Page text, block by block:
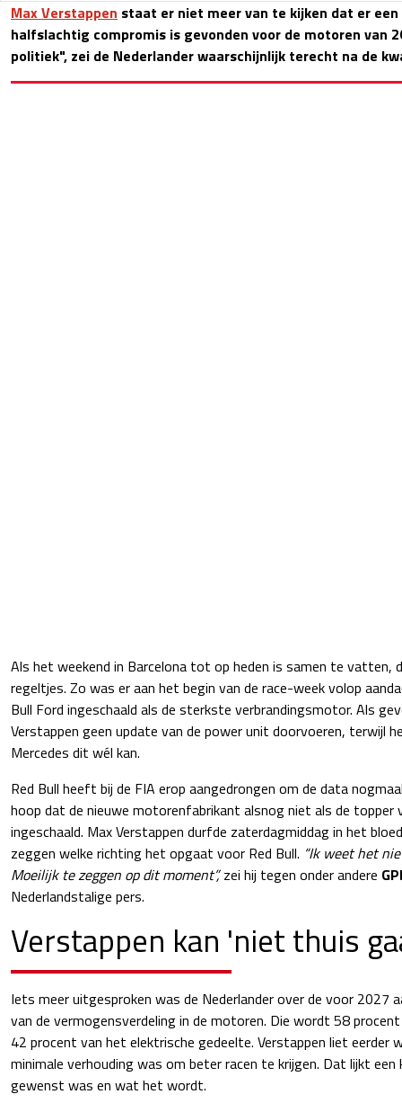
Max Verstappen staat er niet meer van te kijken dat er
halfslachtig compromis is gevonden voor de motoren van
politiek", zei de Nederlander waarschijnlijk terecht na de
Als het weekend in Barcelona tot op heden is samen te vatten,
regeltjes. Zo was er aan het begin van de race-week volop
Bull Ford ingeschaald als de sterkste verbrandingsmotor. Als
Verstappen geen update van de power unit doorvoeren, terwijl
Mercedes dit wél kan.
Red Bull heeft bij de FIA erop aangedrongen om de data
hoop dat de nieuwe motorenfabrikant alsnog niet als de topper
ingeschaald. Max Verstappen durfde zaterdagmiddag in het
zeggen welke richting het opgaat voor Red Bull. “Ik weet het
Moeilijk te zeggen op dit moment”,zei hij tegen onder andere
Nederlandstalige pers.
Verstappen kan 'niet thuis
Iets meer uitgesproken was de Nederlander over de voor 2027
van de vermogensverdeling in de motoren. Die wordt 58
42 procent van het elektrische gedeelte. Verstappen liet eerder
minimale verhouding was om beter racen te krijgen. Dat lijkt
gewenst was en wat het wordt.